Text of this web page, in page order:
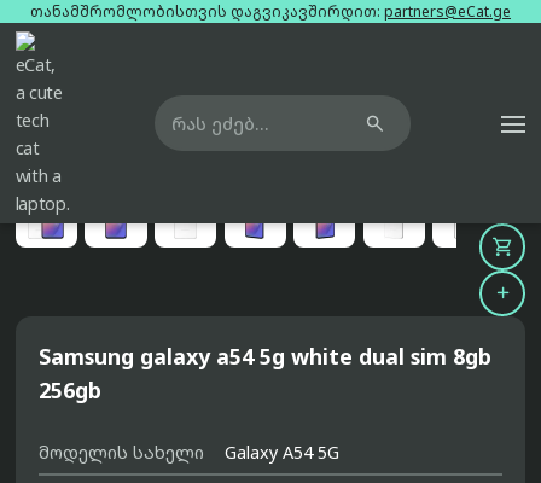
თანამშრომლობისთვის დაგვიკავშირდით: partners@eCat.ge

მთავარი ტელეფონები

Samsung galaxy a54 5g white dual sim 8gb
256gb
მოდელის სახელი
Galaxy A54 5G

